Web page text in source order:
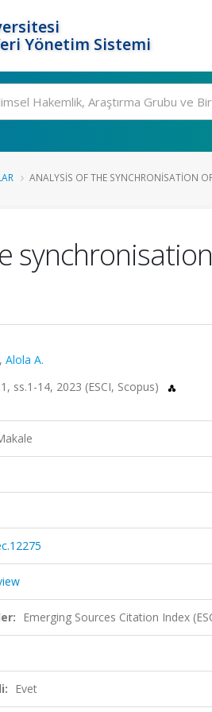
Yönetim Sistemi
ANALYSIS OF THE SYNCHRONISATION
, Alola A.
ss.1-14, 2023 (ESCI, Scopus)
Emerging Sources Citation Index
Evet